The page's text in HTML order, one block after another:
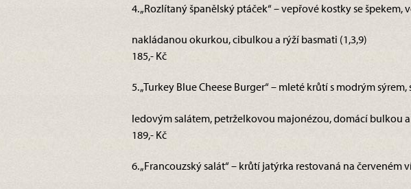
4. „Rozlítaný španělský ptáček“ – vepřové kostky se špekem,
nakládanou okurkou, cibulkou a rýží basmati (1,3,9)
185,- Kč
5. „Turkey Blue Cheese Burger“ – mleté krůtí s modrým
ledovým salátem, petrželkovou majonézou, domácí bulkou
189,- Kč
6. „Francouzský salát“ – krůtí jatýrka restovaná na červeném